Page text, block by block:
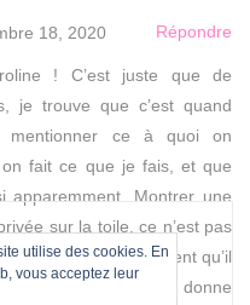
18, 2020 Répondre
! C’est juste que de
je trouve que c’est quand
mentionner ce à quoi on
on fait ce que je fais, et que
apparemment. Montrer une
sur la toile, ce n’est pas
oublient souvent qu’il
derrière, qui se donne
utilise des cookies. En
vous acceptez leur